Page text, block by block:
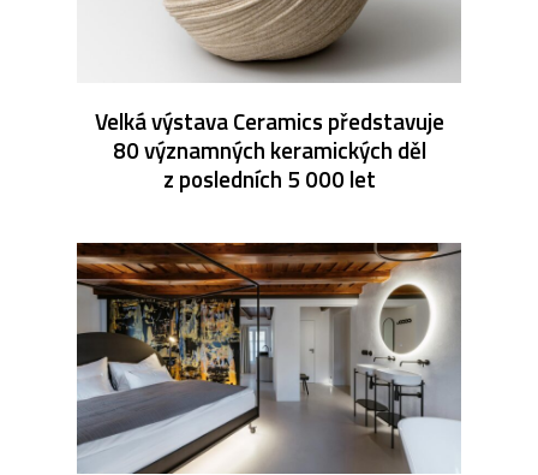
Velká výstava Ceramics představuje
80 významných keramických děl
z posledních 5 000 let